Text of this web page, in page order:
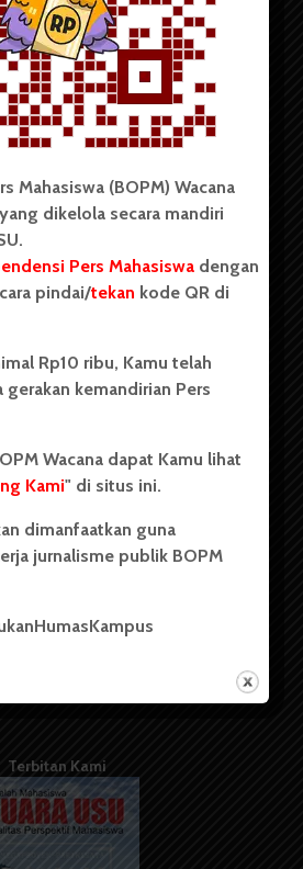
rights reserved BOPM WACANA.
(BOPM) Wacana merupakan
di luar kampus dan dikelola
Universitas Sumatera Utara
Wacana merupakan salah satu
(UKM) di Universitas Sumatera
Terbitan Kami
Mahasiswa (BOPM) Wacana
dikelola secara mandiri
Pers Mahasiswa dengan
pindai/tekan kode QR di
Rp10 ribu, Kamu telah
kemandirian Pers
Wacana dapat Kamu lihat
Kami" di situs ini.
dimanfaatkan guna
jurnalisme publik BOPM